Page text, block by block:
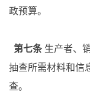
政预算。
第七条 生产者、
抽查所需材料和信
查。